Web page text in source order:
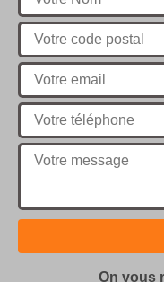
On vous